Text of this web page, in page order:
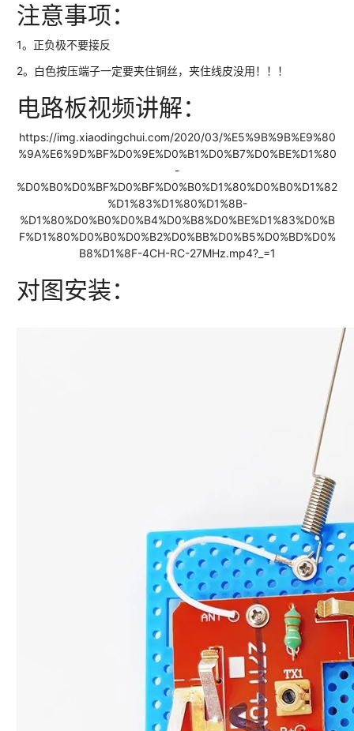
注意事项：
1。正负极不要接反
2。白色按压端子一定要夹住铜丝，夹住线皮没用！！！
电路板视频讲解：
https://img.xiaodingchui.com/2020/03/%E5%9B%9B%E9%80
%9A%E6%9D%BF%D0%9E%D0%B1%D0%B7%D0%BE%D1%80
-
%D0%B0%D0%BF%D0%BF%D0%B0%D1%80%D0%B0%D1%82
%D1%83%D1%80%D1%8B-
%D1%80%D0%B0%D0%B4%D0%B8%D0%BE%D1%83%D0%B
F%D1%80%D0%B0%D0%B2%D0%BB%D0%B5%D0%BD%D0%
B8%D1%8F-4CH-RC-27MHz.mp4?_=1
对图安装：